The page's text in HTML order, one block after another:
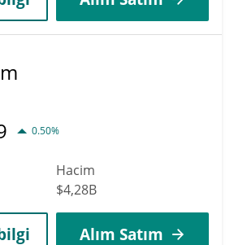
0.50%
Hacim
$4,28B
Alım Satım